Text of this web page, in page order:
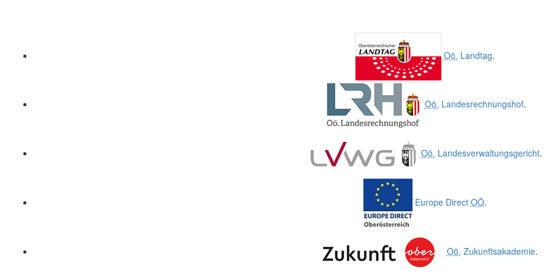
Oö. Landtag.
Oö. Landesrechnungshof.
Oö. Landesverwaltungsgericht.
Europe Direct OÖ.
Oö. Zukunftsakademie.